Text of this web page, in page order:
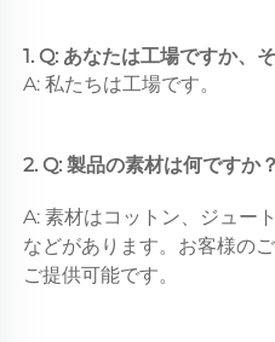
1. Q: あなたは工場ですか、
A: 私たちは工場です。
2. Q: 製品の素材は何ですか？
A: 素材はコットン、ジュー
などがあります。お客様の
ご提供可能です。